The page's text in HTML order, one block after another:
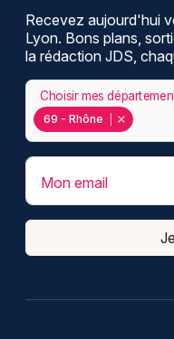
Recevez aujourd'hui
Lyon. Bons plans,
la rédaction JDS,
69 - Rhône
Choisir mes
Mon email